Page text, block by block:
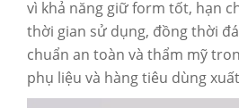
vì khả năng giữ form tốt, hạn
thời gian sử dụng, đồng thời
chuẩn an toàn và thẩm mỹ
phụ liệu và hàng tiêu dùng